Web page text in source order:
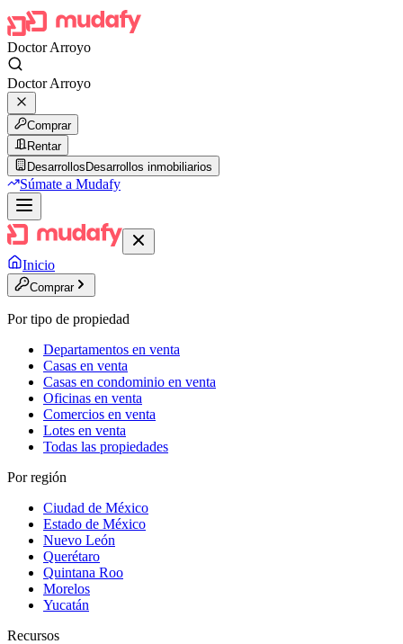
Doctor Arroyo
Doctor Arroyo
Comprar
Rentar
Desarrollos Desarrollos inmobiliarios
Súmate a Mudafy
Inicio
Comprar
Por tipo de propiedad
Departamentos en venta
Casas en venta
Casas en condominio en venta
Oficinas en venta
Comercios en venta
Lotes en venta
Todas las propiedades
Por región
Ciudad de México
Estado de México
Nuevo León
Querétaro
Quintana Roo
Morelos
Yucatán
Recursos